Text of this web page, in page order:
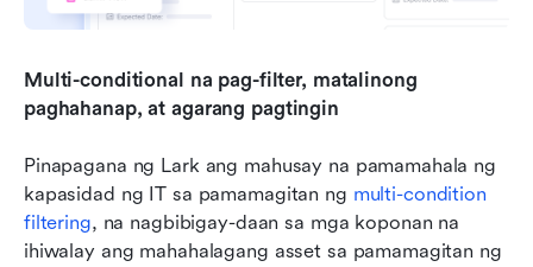
Multi-conditional na pag-filter, matalinong
paghahanap, at agarang pagtingin
Pinapagana ng Lark ang mahusay na pamamahala ng
kapasidad ng IT sa pamamagitan ng multi-condition
filtering, na nagbibigay-daan sa mga koponan na
ihiwalay ang mahahalagang asset sa pamamagitan ng